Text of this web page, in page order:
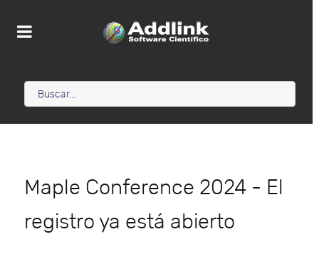
Maple Conference 2024 - El
registro ya está abierto